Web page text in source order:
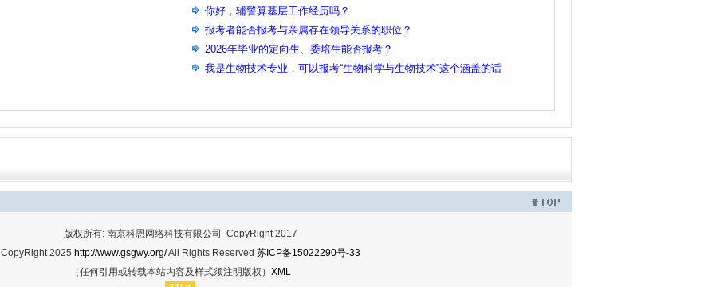
你好，辅警算基层工作经历吗？
报考者能否报考与亲属存在领导关系的职位？
2026年毕业的定向生、委培生能否报考？
我是生物技术专业，可以报考“生物科学与生物技术”这个涵盖的话
版权所有: 南京科恩网络科技有限公司 CopyRight 2017
CopyRight 2025 http://www.gsgwy.org/All Rights Reserved 苏ICP备15022290号-33
（任何引用或转载本站内容及样式须注明版权） XML